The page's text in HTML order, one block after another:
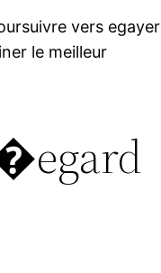
vers egayer
le meilleur